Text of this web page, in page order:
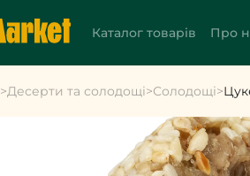
Каталог товарів Про
>Десерти та солодощі>Солодощі>